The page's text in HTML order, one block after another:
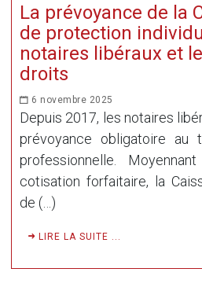
La prévoyance de la
de protection
notaires libéraux et
droits
6 novembre 2025
Depuis 2017, les notaires
prévoyance obligatoire
professionnelle.
cotisation forfaitaire, la
de (…)
LIRE LA SUITE ...